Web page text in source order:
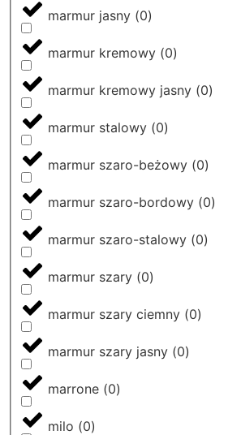
marmur jasny (0)
marmur kremowy (0)
marmur kremowy jasny (0)
marmur stalowy (0)
marmur szaro-beżowy (0)
marmur szaro-bordowy (0)
marmur szaro-stalowy (0)
marmur szary (0)
marmur szary ciemny (0)
marmur szary jasny (0)
marrone (0)
milo (0)